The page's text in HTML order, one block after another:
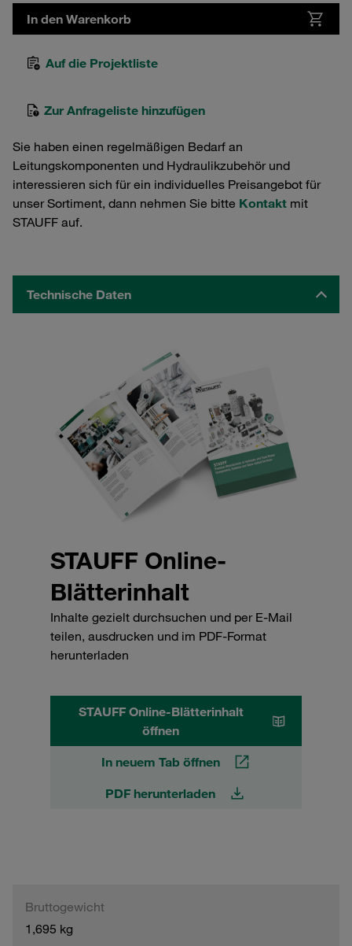
In den Warenkorb
Auf die Projektliste
Zur Anfrageliste hinzufügen
Sie haben einen regelmäßigen Bedarf an
Leitungskomponenten und Hydraulikzubehör und
interessieren sich für ein individuelles Preisangebot für
unser Sortiment, dann nehmen Sie bitte Kontakt mit
STAUFF auf.
Technische Daten
STAUFF Online-
Blätterinhalt
Inhalte gezielt durchsuchen und per E-Mail
teilen, ausdrucken und im PDF-Format
herunterladen
STAUFF Online-Blätterinhalt
öffnen
In neuem Tab öffnen
PDF herunterladen
Bruttogewicht
1,695 kg